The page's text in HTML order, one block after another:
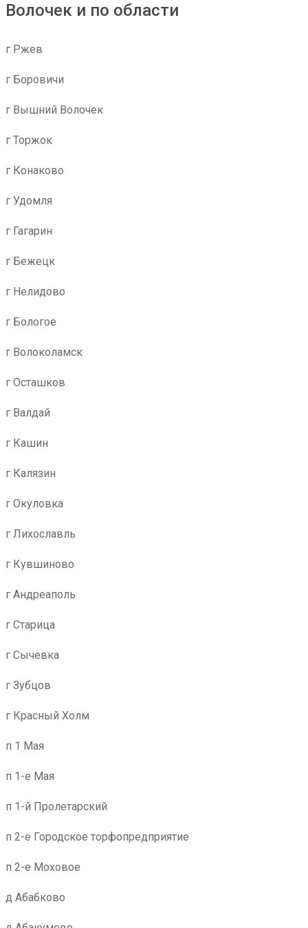
Волочек и по области
г Ржев
г Боровичи
г Вышний Волочек
г Торжок
г Конаково
г Удомля
г Гагарин
г Бежецк
г Нелидово
г Бологое
г Волоколамск
г Осташков
г Валдай
г Кашин
г Калязин
г Окуловка
г Лихославль
г Кувшиново
г Андреаполь
г Старица
г Сычевка
г Зубцов
г Красный Холм
п 1 Мая
п 1-е Мая
п 1-й Пролетарский
п 2-е Городское торфопредприятие
п 2-е Моховое
д Абабково